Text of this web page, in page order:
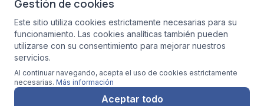
33700 Mérignac
05 35 54 13 11
secretariat.ri@lecai.fr
8h30 - 18h30
Gestión de cookies
Este sitio utiliza cookies estrictamente necesarias para su
funcionamiento. Las cookies analíticas también pueden
utilizarse con su consentimiento para mejorar nuestros
servicios.
Al continuar navegando, acepta el uso de cookies estrictamente
necesarias. Más información
Aceptar todo